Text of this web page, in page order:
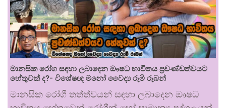
මානසික රෝග සඳහා ලබාදෙන ඖෂධ භාවිතය ප්‍රචණ්ඩත්වයට
හේතුවක් ද?- විශේෂඥ මනෝ වෛද්‍ය රූමි රූබන්
මානසික රෝගී තත්ත්වයන් සඳහා ලබාදෙන ඖෂධ